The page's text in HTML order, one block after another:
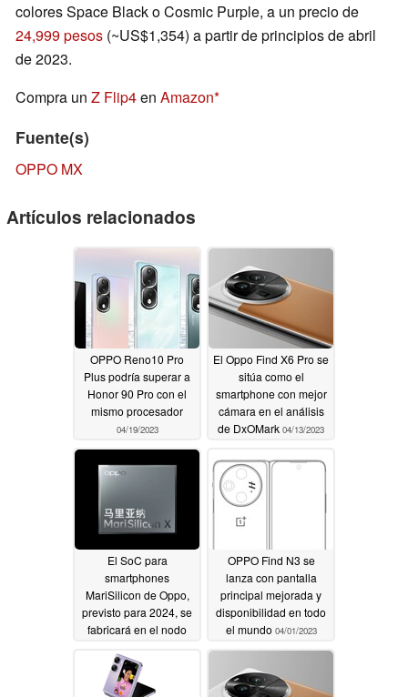
colores Space Black o Cosmic Purple, a un precio de
24,999 pesos (~US$1,354) a partir de principios de abril
de 2023.
Compra un Z Flip4en Amazon
Fuente(s)
OPPO MX
Artículos relacionados
OPPO Reno10 Pro
Plus podría superar a
Honor 90 Pro con el
mismo procesador
04/19/2023
El Oppo Find X6 Pro se
sitúa como el
smartphone con mejor
cámara en el análisis
de DxOMark 04/13/2023
El SoC para
smartphones
MariSilicon de Oppo,
previsto para 2024, se
fabricará en el nodo
OPPO Find N3 se
lanza con pantalla
principal mejorada y
disponibilidad en todo
el mundo 04/01/2023